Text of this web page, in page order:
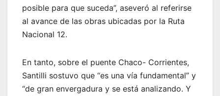
posible para que suceda”, aseveró al referirse
al avance de las obras ubicadas por la Ruta
Nacional 12.
En tanto, sobre el puente Chaco- Corrientes,
Santilli sostuvo que “es una vía fundamental” y
“de gran envergadura y se está analizando. Y